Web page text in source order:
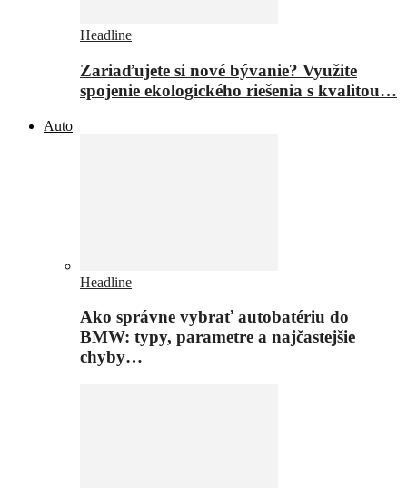
Headline
Zariaďujete si nové bývanie? Využite
spojenie ekologického riešenia s kvalitou…
Auto
Headline
Ako správne vybrať autobatériu do
BMW: typy, parametre a najčastejšie
chyby…